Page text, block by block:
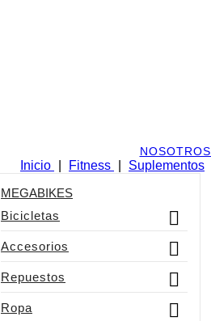
NOSOTROS
Inicio Fitness
Suplementos
MEGABIKES
Bicicletas

Accesorios 
Repuestos 
Ropa 